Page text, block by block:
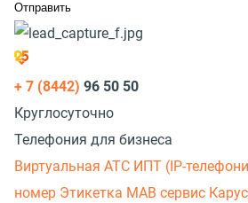
+ 7 (8442) 96 50 50
Круглосуточно
Телефония для бизнеса
Виртуальная АТС ИПТ (IP-
номер Этикетка МАВ сервис